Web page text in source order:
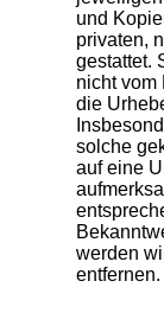
und
privaten,
gestattet.
nicht vom
die
solche
auf eine
werden
entfernen.